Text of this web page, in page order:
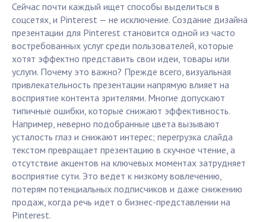
Сейчас почти каждый ищет способы выделиться в
соцсетях, и Pinterest — не исключение. Создание дизайна
презентации для Pinterest становится одной из часто
востребованных услуг среди пользователей, которые
хотят эффектно представить свои идеи, товары или
услуги. Почему это важно? Прежде всего, визуальная
привлекательность презентации напрямую влияет на
восприятие контента зрителями. Многие допускают
типичные ошибки, которые снижают эффективность.
Например, неверно подобранные цвета вызывают
усталость глаз и снижают интерес; перегрузка слайда
текстом превращает презентацию в скучное чтение, а
отсутствие акцентов на ключевых моментах затрудняет
восприятие сути. Это ведет к низкому вовлечению,
потерям потенциальных подписчиков и даже снижению
продаж, когда речь идет о бизнес-представлении на
Pinterest.